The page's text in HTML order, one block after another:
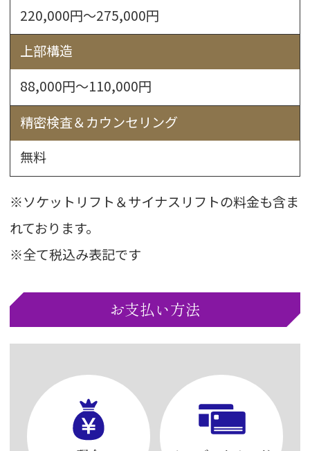
220,000円～275,000円
上部構造
88,000円～110,000円
精密検査＆カウンセリング
無料
※ソケットリフト＆サイナスリフトの料金も含ま
れております。
※全て税込み表記です
お支払い方法